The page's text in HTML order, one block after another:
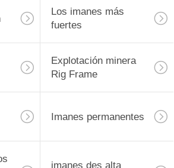
Los imanes más
fuertes
Explotación minera
Rig Frame
Imanes permanentes
imanes des alta